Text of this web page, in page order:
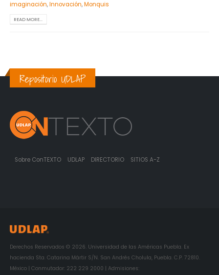
imaginación,Innovación,Monquis
READ MORE...
Repositorio UDLAP
Sobre ConTEXTO UDLAP DIRECTORIO SITIOS A-Z
Derechos Reservados © 2026. Universidad de las Américas Puebla. Ex
hacienda Sta. Catarina Mártir S/N. San Andrés Cholula, Puebla. C.P. 72810.
México | Conmutador: 222 229 2000 | Admisiones: